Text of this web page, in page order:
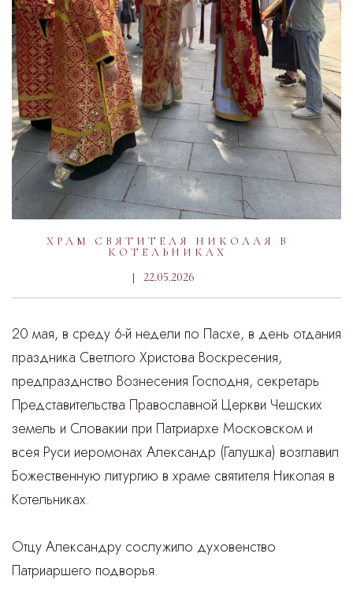
ХРАМ СВЯТИТЕЛЯ НИКОЛАЯ В
КОТЕЛЬНИКАХ
22.05.2026
20 мая, в среду 6-й недели по Пасхе, в день отдания
праздника Светлого Христова Воскресения,
предпразднство Вознесения Господня, секретарь
Представительства Православной Церкви Чешских
земель и Словакии при Патриархе Московском и
всея Руси иеромонах Александр (Галушка) возглавил
Божественную литургию в храме святителя Николая в
Котельниках.
Отцу Александру сослужило духовенство
Патриаршего подворья.